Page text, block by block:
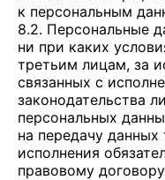
к персональным
8.2. Персональные
ни при каких
третьим лицам, за
связанных с
законодательства
персональных
на передачу
исполнения
правовому